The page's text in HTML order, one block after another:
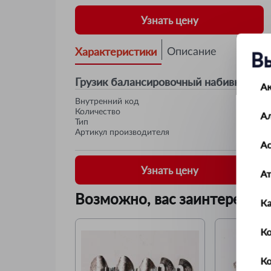
Узнать цену
Характеристики Описание
Грузик балансировочный набивной
Внутренний код
Количество
Тип
Артикул производителя
Узнать цену
Возможно, вас заинтересует